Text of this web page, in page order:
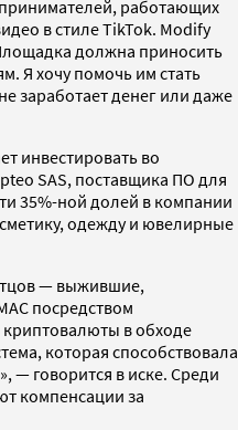
работающих
в стиле TikTok. Modify
должна приносить
Я хочу помочь им стать
заработает денег или даже
инвестировать во
SAS, поставщика ПО для
35%-ной долей в компании
одежду и ювелирные
— выжившие,
посредством
в обходе
которая способствовала
— говорится в иске. Среди
компенсации за